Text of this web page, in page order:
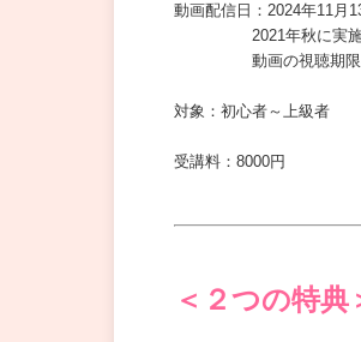
動画配信日：2024年11月
2021年秋に実施した
動画の視聴期限はご
対象：初心者～上級者
受講料：8000円
＜２つの特典